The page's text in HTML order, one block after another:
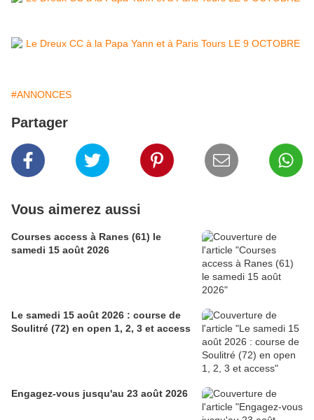
#ANNONCES
Partager
Vous aimerez aussi
Courses access à Ranes (61) le
samedi 15 août 2026
Le samedi 15 août 2026 : course de
Soulitré (72) en open 1, 2, 3 et access
Engagez-vous jusqu'au 23 août 2026